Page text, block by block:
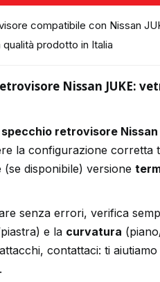
compatibile con Nissan
prodotto in Italia
Nissan JUKE:
specchio retrovisore Nissan
la configurazione corretta
(se disponibile) versione
senza errori, verifica
e la curvatura
contattaci: ti